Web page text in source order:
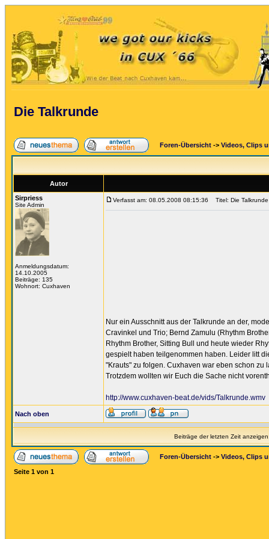
Die Talkrunde
Foren-Übersicht -> Videos, Clips
Autor
Sirpriess
Site Admin
Anmeldungsdatum:
14.10.2005
Beiträge: 135
Wohnort: Cuxhaven
Verfasst am: 08.05.2008 08:15:36 Titel: Die Talkrunde
Nur ein Ausschnitt aus der Talkrunde an der,
Cravinkel und Trio; Bernd Zamulu (Rhythm
Rhythm Brother, Sitting Bull und heute wieder
gespielt haben teilgenommen haben. Leider litt
"Krauts" zu folgen. Cuxhaven war eben schon zu
Trotzdem wollten wir Euch die Sache nicht
http://www.cuxhaven-beat.de/vids/Talkrunde.wmv
Nach oben
Beiträge der letzten Zeit
Foren-Übersicht -> Videos, Clips
Seite 1 von 1